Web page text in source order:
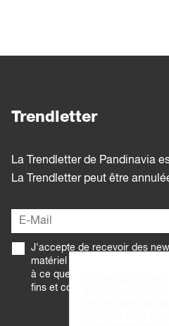
Trendletter
La Trendletter de Pandinavia
La Trendletter peut être
J'accepte de recevoir des
matériel promotionnel de la
à ce que Pandinavia traite
fins et comme décrit dans la